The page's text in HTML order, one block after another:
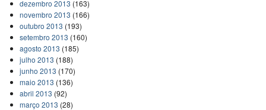
dezembro 2013 (163)
novembro 2013 (166)
outubro 2013 (193)
setembro 2013 (160)
agosto 2013 (185)
julho 2013 (188)
junho 2013 (170)
maio 2013 (136)
abril 2013 (92)
março 2013 (28)